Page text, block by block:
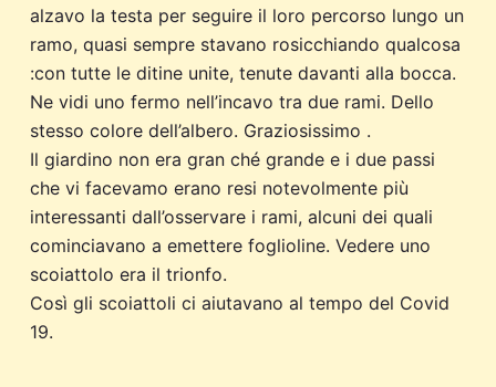
alzavo la testa per seguire il loro percorso lungo un
ramo, quasi sempre stavano rosicchiando qualcosa
:con tutte le ditine unite, tenute davanti alla bocca.
Ne vidi uno fermo nell’incavo tra due rami. Dello
stesso colore dell’albero. Graziosissimo .
Il giardino non era gran ché grande e i due passi
che vi facevamo erano resi notevolmente più
interessanti dall’osservare i rami, alcuni dei quali
cominciavano a emettere foglioline. Vedere uno
scoiattolo era il trionfo.
Così gli scoiattoli ci aiutavano al tempo del Covid
19.